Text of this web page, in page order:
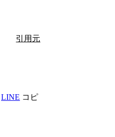
引用元
LINE コピ